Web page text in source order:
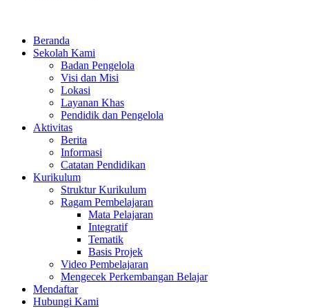
Beranda
Sekolah Kami
Badan Pengelola
Visi dan Misi
Lokasi
Layanan Khas
Pendidik dan Pengelola
Aktivitas
Berita
Informasi
Catatan Pendidikan
Kurikulum
Struktur Kurikulum
Ragam Pembelajaran
Mata Pelajaran
Integratif
Tematik
Basis Projek
Video Pembelajaran
Mengecek Perkembangan Belajar
Mendaftar
Hubungi Kami